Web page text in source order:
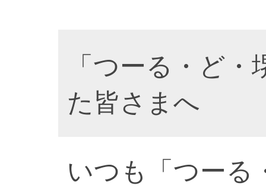
「つーる・ど
た皆さまへ
いつも「つーる